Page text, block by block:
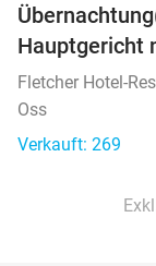
Hauptgericht
Fletcher Hotel-
Oss
Verkauft: 269